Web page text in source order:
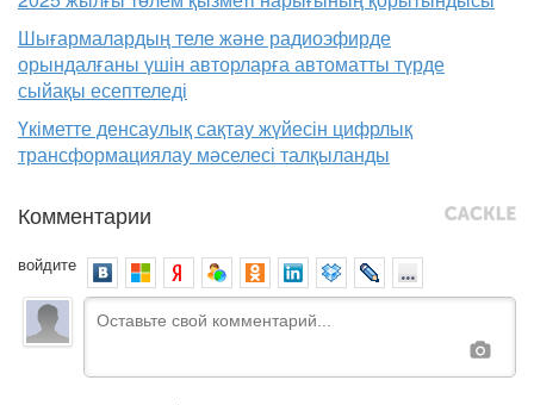
Шығармалардың теле және радиоэфирде
орындалғаны үшін авторларға автоматты түрде
сыйақы есептеледі
Үкіметте денсаулық сақтау жүйесін цифрлық
трансформациялау мәселесі талқыланды
Комментарии
войдите